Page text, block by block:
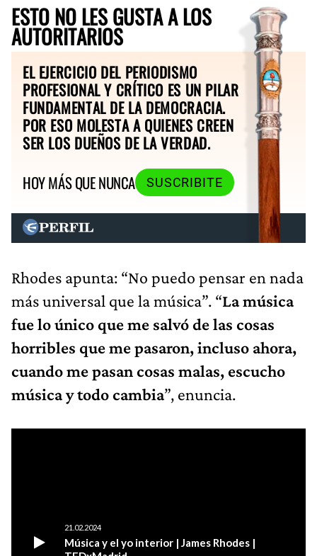
ESTO NO LES GUSTA A LOS
AUTORITARIOS
EL EJERCICIO DEL PERIODISMO
PROFESIONAL Y CRÍTICO ES UN PILAR
FUNDAMENTAL DE LA DEMOCRACIA.
POR ESO MOLESTA A QUIENES CREEN
SER LOS DUEÑOS DE LA VERDAD.
HOY MÁS QUE NUNCA
SUSCRIBITE
Rhodes apunta: “No puedo pensar en nada
más universal que la música”. “La música
fue lo único que me salvó de las cosas
horribles que me pasaron, incluso ahora,
cuando me pasan cosas malas, escucho
música y todo cambia”, enuncia.